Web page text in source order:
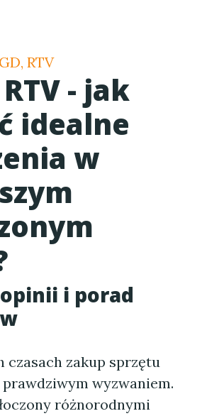
RTV
- jak
idealne
w
i porad
czasach zakup sprzętu
prawdziwym wyzwaniem.
różnorodnymi